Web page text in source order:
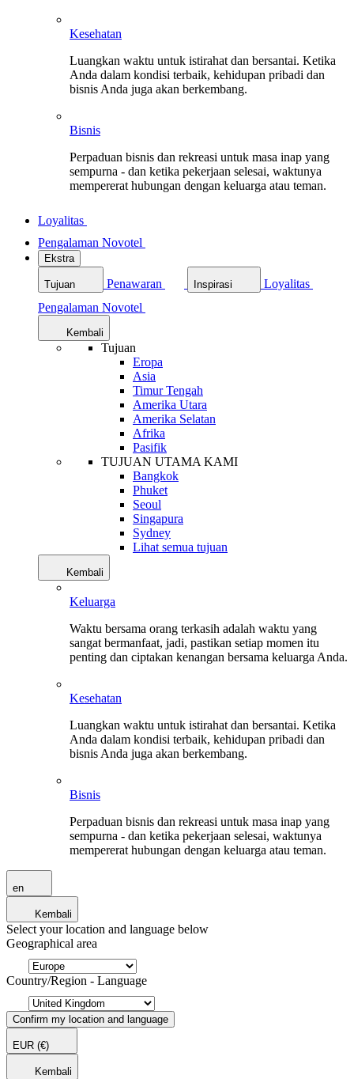
Kesehatan
Luangkan waktu untuk istirahat dan bersantai. Ketika
Anda dalam kondisi terbaik, kehidupan pribadi dan
bisnis Anda juga akan berkembang.
Bisnis
Perpaduan bisnis dan rekreasi untuk masa inap yang
sempurna - dan ketika pekerjaan selesai, waktunya
mempererat hubungan dengan keluarga atau teman.
Loyalitas
Pengalaman Novotel
Ekstra
Tujuan Penawaran Inspirasi
Loyalitas
Pengalaman Novotel
Kembali
Tujuan
Eropa
Asia
Timur Tengah
Amerika Utara
Amerika Selatan
Afrika
Pasifik
TUJUAN UTAMA KAMI
Bangkok
Phuket
Seoul
Singapura
Sydney
Lihat semua tujuan
Kembali
Keluarga
Waktu bersama orang terkasih adalah waktu yang
sangat bermanfaat, jadi, pastikan setiap momen itu
penting dan ciptakan kenangan bersama keluarga Anda.
Kesehatan
Luangkan waktu untuk istirahat dan bersantai. Ketika
Anda dalam kondisi terbaik, kehidupan pribadi dan
bisnis Anda juga akan berkembang.
Bisnis
Perpaduan bisnis dan rekreasi untuk masa inap yang
sempurna - dan ketika pekerjaan selesai, waktunya
mempererat hubungan dengan keluarga atau teman.
en
Kembali
Select your location and language below
Geographical area
Country/Region - Language
Confirm my location and language
EUR (€)
Kembali